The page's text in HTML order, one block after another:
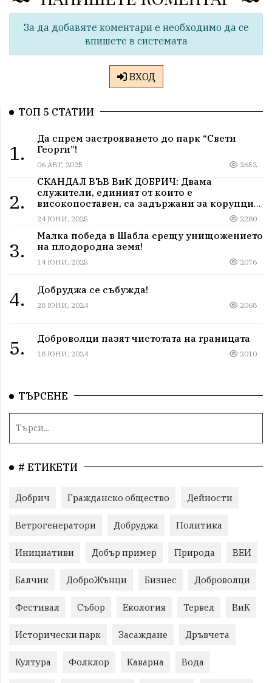
За да добавяте коментари е необходимо да се
впишете в системата
ВХОД
ТОП 5 СТАТИИ
1.
Да спрем застрояването до парк “Свети
Георги”!
06 АВГ, 2025 2652
2.
СКАНДАЛ ВЪВ ВиК ДОБРИЧ: Двама
служители, единият от които е
високопоставен, са задържани за корупция
в мрежа от мълчание и прикриване.
24 ЮНИ, 2025 2280
3.
Малка победа в Шабла срещу унищожението
на плодородна земя!
14 ЮНИ, 2025 2076
4. Добруджа се събужда!
28 ЮНИ, 2024 2068
5. Доброволци пазят чистотата на границата
18 ЮНИ, 2024 2010
ТЪРСЕНЕ
# ЕТИКЕТИ
Добрич Гражданско общество Дейности
Ветрогенератори Добруджа Политика
Инициативи Добър пример Природа ВЕИ
Балчик ДоброЖънци Бизнес Доброволци
Фестивал Събор Екология Тервел ВиК
Исторически парк Засаждане Дръвчета
Култура Фолклор Каварна Вода